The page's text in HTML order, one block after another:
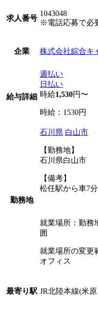
求人番号
1043048
※電話応募で必
企業 株式会社綜合キ
給与詳細
週払い
日払い
時給1,530円〜
時給：1530円
勤務地
石川県 白山市
【勤務地】
石川県白山市
【備考】
松任駅から車7分
就業場所：勤務
囲
就業場所の変更
オフィス
最寄り駅 JR北陸本線(米